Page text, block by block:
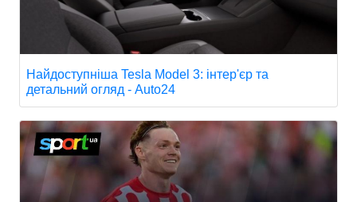
Найдоступніша Tesla Model 3: інтер'єр та
детальний огляд - Auto24